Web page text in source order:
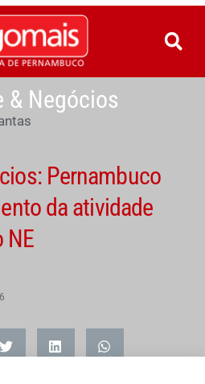
& Negócios
Pernambuco
da atividade
NE